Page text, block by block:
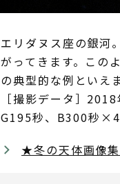
エリダヌス座の銀河
がってきます。この
の典型的な例といえま
［撮影データ］
G195秒、B300秒
★冬の天体画像